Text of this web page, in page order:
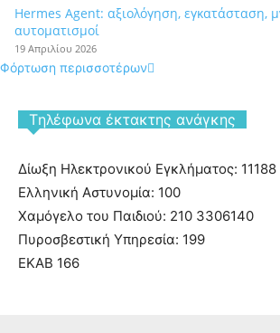
Hermes Agent: αξιολόγηση, εγκατάσταση,
αυτοματισμοί
19 Απριλίου 2026
Φόρτωση περισσοτέρων
Tηλέφωνα έκτακτης ανάγκης
Δίωξη Ηλεκτρονικού Εγκλήματος: 11188
Ελληνική Αστυνομία: 100
Χαμόγελο του Παιδιού: 210 3306140
Πυροσβεστική Υπηρεσία: 199
ΕΚΑΒ 166